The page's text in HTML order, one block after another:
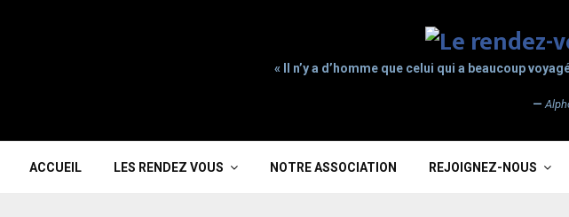
« Il n’y a d’homme que celui qui a beaucoup
—
ACCUEIL LES RENDEZ VOUS NOTRE ASSOCIATION REJOIGNEZ-NOUS